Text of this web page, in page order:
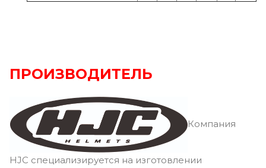
ПРОИЗВОДИТЕЛЬ
Компания
HJC специализируется на изготовлении